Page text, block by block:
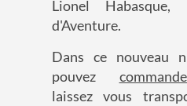
Lionel
d'Aventure.
Dans ce nouveau
pouvez
laissez vous